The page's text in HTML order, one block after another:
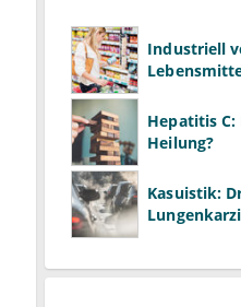
Industriell
Hepatitis C:
Heilung?
Kasuistik: